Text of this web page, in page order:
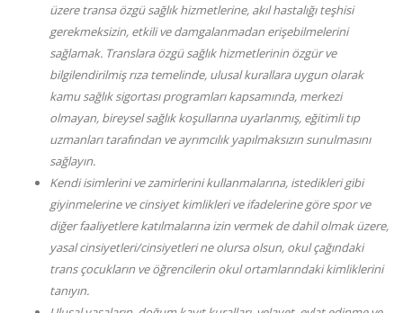
üzere transa özgü sağlık hizmetlerine, akıl hastalığı teşhisi
gerekmeksizin, etkili ve damgalanmadan erişebilmelerini
sağlamak. Translara özgü sağlık hizmetlerinin özgür ve
bilgilendirilmiş rıza temelinde, ulusal kurallara uygun olarak
kamu sağlık sigortası programları kapsamında, merkezi
olmayan, bireysel sağlık koşullarına uyarlanmış, eğitimli tıp
uzmanları tarafından ve ayrımcılık yapılmaksızın sunulmasını
sağlayın.
Kendi isimlerini ve zamirlerini kullanmalarına, istedikleri gibi
giyinmelerine ve cinsiyet kimlikleri ve ifadelerine göre spor ve
diğer faaliyetlere katılmalarına izin vermek de dahil olmak üzere,
yasal cinsiyetleri/cinsiyetleri ne olursa olsun, okul çağındaki
trans çocukların ve öğrencilerin okul ortamlarındaki kimliklerini
tanıyın.